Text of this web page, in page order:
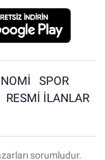
SPOR
RESMİ İLANLAR
sorumludur.